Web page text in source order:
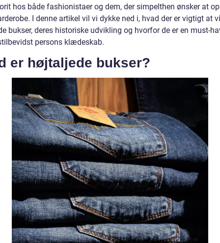
hos både fashionistaer og dem, der simpelthen ønsker at
I denne artikel vil vi dykke ned i, hvad der er vigtigt at
bukser, deres historiske udvikling og hvorfor de er en must-
persons klædeskab.
er højtaljede bukser?